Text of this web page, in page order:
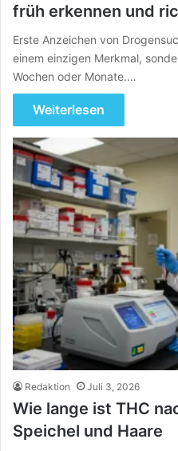
früh erkennen und
Erste Anzeichen von
einem einzigen Merkmal,
Wochen oder Monate.…
Weiterlesen
Redaktion Juli 3, 2026
Wie lange ist THC
Speichel und Haare